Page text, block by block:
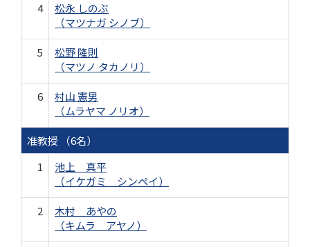
4
松永 しのぶ
（マツナガ シノブ）
5
松野 隆則
（マツノ タカノリ）
6
村山 憲男
（ムラヤマ ノリオ）
准教授 （6名）
1
池上 真平
（イケガミ シンペイ）
2
木村 あやの
（キムラ アヤノ）